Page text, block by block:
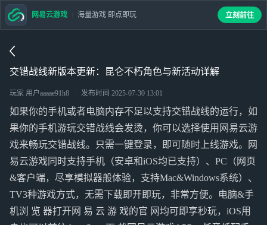
交错战线新版本更新：昆仑不朽角色与新活动详解
玩家 用户aaaae91h8 发布时间 2025-07-30 13:01
如果你的手机或者电脑内存不足以支持交错战线的运行，如
果你的手机游玩交错战线会发烫，你可以选择使用网易云游
戏来畅玩交错战线。只需一键登录，即可随时上线游戏。网
易云游戏同时支持手机（安卓和iOS均已支持）、PC（网页
&客户端，尽享模拟器般体验，支持Mac&Windows系统）、
TV3种游戏方式，无需下载即开即玩，非常方便。电脑&手
机浏 览 器打开网 易 云 游 戏的官 网均可即享秒玩，iOS用
网易云游戏 海量游戏 即点即玩 立刻前往